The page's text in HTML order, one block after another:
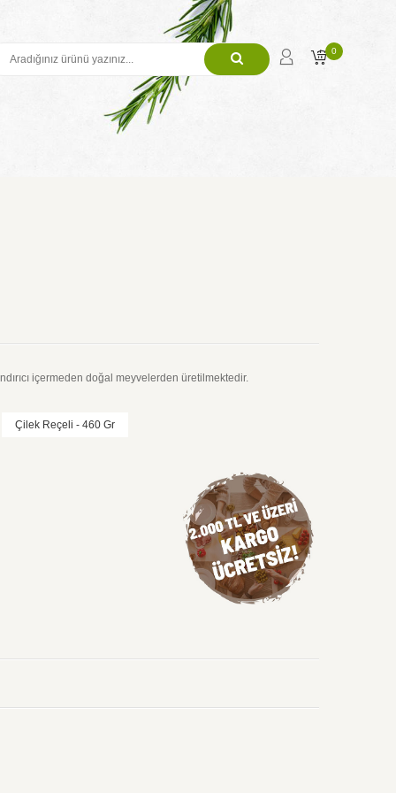
0
içermeden doğal meyvelerden üretilmektedir.
Çilek Reçeli - 460 Gr